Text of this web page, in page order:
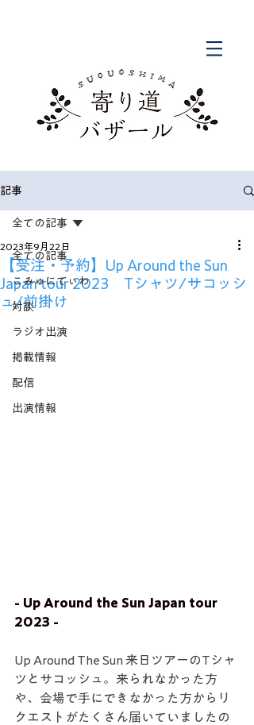
記事
全ての記事
こみゅにてぃわ
対談
ラジオ出演
掲載情報
配信
出演情報
全ての記事
【受注・予約】Up Around the Sun
Japan tour 2023 Tシャツ/サコッシ
ュ/前掛け
2023年9月22日
- Up Around the Sun Japan tour
2023 -
Up Around The Sun 来日ツアーのTシャ
ツとサコッシュ。来られなかった方
や、会場で手にできなかった方からリ
クエストがたくさん届いていましたの